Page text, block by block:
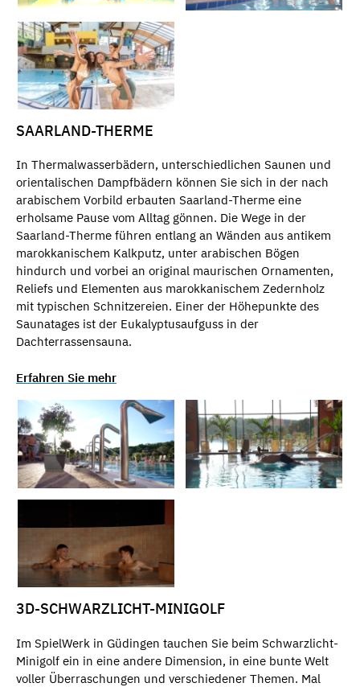
SAARLAND-THERME
In Thermalwasserbädern, unterschiedlichen Saunen und
orientalischen Dampfbädern können Sie sich in der nach
arabischem Vorbild erbauten Saarland-Therme eine
erholsame Pause vom Alltag gönnen. Die Wege in der
Saarland-Therme führen entlang an Wänden aus antikem
marokkanischem Kalkputz, unter arabischen Bögen
hindurch und vorbei an original maurischen Ornamenten,
Reliefs und Elementen aus marokkanischem Zedernholz
mit typischen Schnitzereien. Einer der Höhepunkte des
Saunatages ist der Eukalyptusaufguss in der
Dachterrassensauna.
Erfahren Sie mehr
3D-SCHWARZLICHT-MINIGOLF
Im SpielWerk in Güdingen tauchen Sie beim Schwarzlicht-
Minigolf ein in eine andere Dimension, in eine bunte Welt
voller Überraschungen und verschiedener Themen. Mal